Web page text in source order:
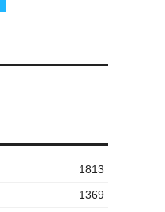
1813
1369